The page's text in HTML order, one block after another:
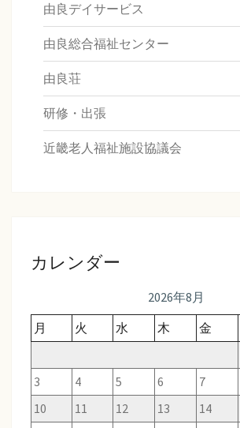
由良デイサービス
由良総合福祉センター
由良荘
研修・出張
近畿老人福祉施設協議会
カレンダー
2026年8月
月
火 水 木 金
3
4 5 6 7
10
11 12 13 14